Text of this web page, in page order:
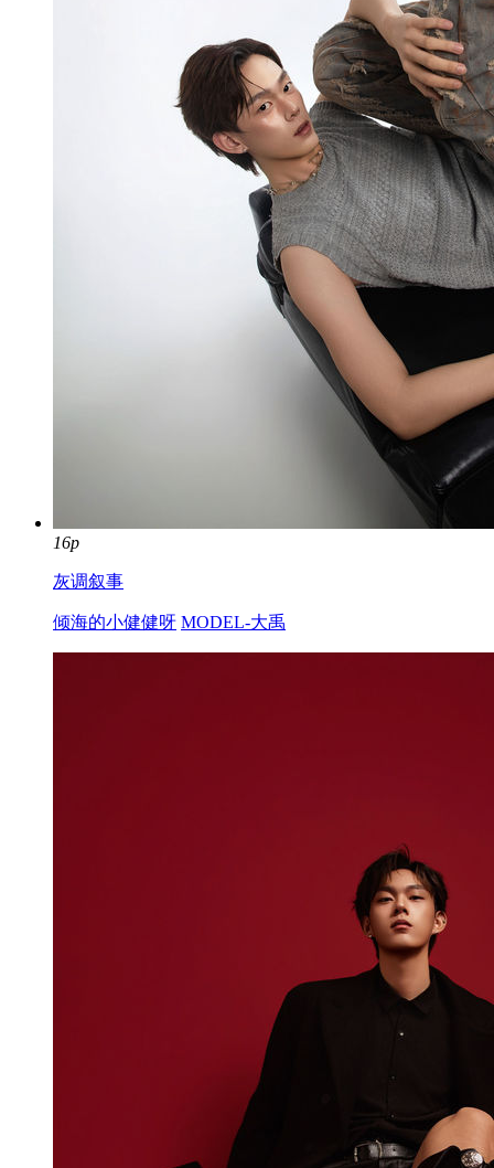
16p
灰调叙事
倾海的小健健呀 MODEL-大禹